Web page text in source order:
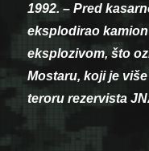
1992. – Pred
eksplodirao
eksplozivom, što
Mostaru, koji je
teroru rezervista